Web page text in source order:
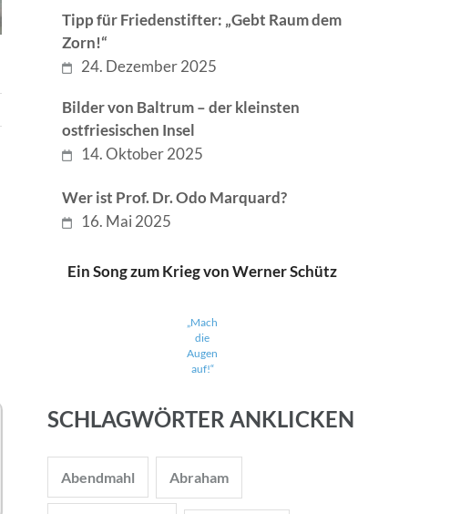
Tipp für Friedenstifter: „Gebt Raum dem
Zorn!“
24. Dezember 2025
Bilder von Baltrum – der kleinsten
ostfriesischen Insel
14. Oktober 2025
Wer ist Prof. Dr. Odo Marquard?
16. Mai 2025
Ein Song zum Krieg von Werner Schütz
„Mach
die
Augen
auf!“
SCHLAGWÖRTER ANKLICKEN
Abendmahl Abraham